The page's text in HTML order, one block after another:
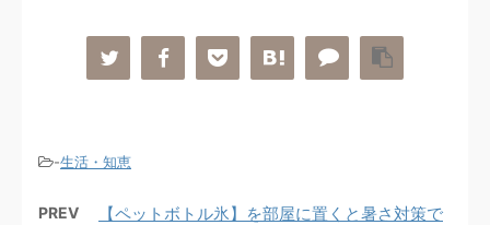
-生活・知恵
PREV
【ペットボトル氷】を部屋に置くと暑さ対策で